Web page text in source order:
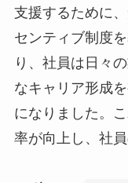
支援するために
センティブ制度
り、社員は日々
なキャリア形成
になりました。
率が向上し、社